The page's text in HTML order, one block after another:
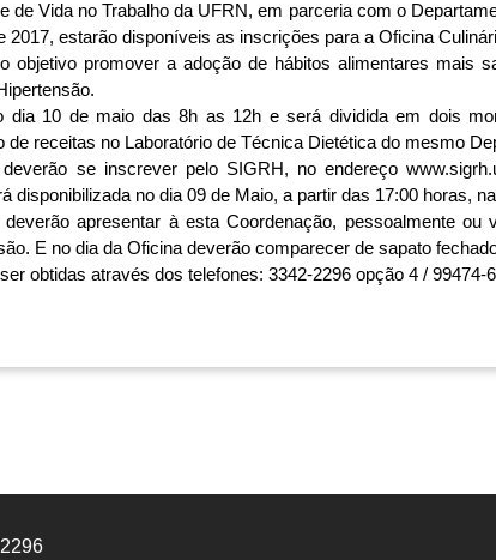
de Vida no Trabalho da UFRN, em parceria com o
2017, estarão disponíveis as inscrições para a Oficina
objetivo promover a adoção de hábitos alimentares mais
dia 10 de maio das 8h as 12h e será dividida em dois
de receitas no Laboratório de Técnica Dietética do mesmo
se inscrever pelo SIGRH, no endereço
disponibilizada no dia 09 de Maio, a partir das 17:00 horas,
deverão apresentar à esta Coordenação, pessoalmente
E no dia da Oficina deverão comparecer de sapato
obtidas através dos telefones: 3342-2296 opção 4 / 99474-